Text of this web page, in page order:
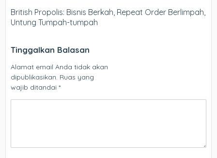
British Propolis: Bisnis Berkah, Repeat Order Berlimpah,
Untung Tumpah-tumpah
Tinggalkan Balasan
Alamat email Anda tidak akan
dipublikasikan. Ruas yang
wajib ditandai*